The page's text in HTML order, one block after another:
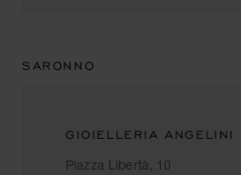
SARONNO
GIOIELLERIA ANGELINI
Piazza Libertà, 10